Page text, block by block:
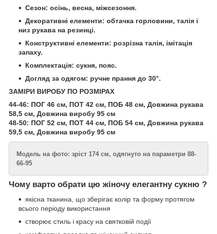
Сезон: осінь, весна, міжсезоння.
Декоративні елементи: обтачка горловини, талія і
низ рукава на резинці.
Конструктивні елементи: розрізна талія, імітація
запаху.
Комплектація: сукня, пояс.
Догляд за одягом: ручне прання до 30°.
ЗАМІРИ ВИРОБУ ПО РОЗМІРАХ
44-46: ПОГ 46 см, ПОТ 42 см, ПОБ 48 см, Довжина рукава
58,5 см, Довжина виробу 95 см
48-50: ПОГ 52 см, ПОТ 44 см, ПОБ 54 см, Довжина рукава
59,5 см, Довжина виробу 95 см
Модель на фото: зріст 174 см, одягнуто на параметри 88-
66-95
Чому варто обрати цю жіночу елегантну сукню ?
якісна тканина, що зберігає колір та форму протягом
всього періоду використання
створює стиль і красу на святковій події